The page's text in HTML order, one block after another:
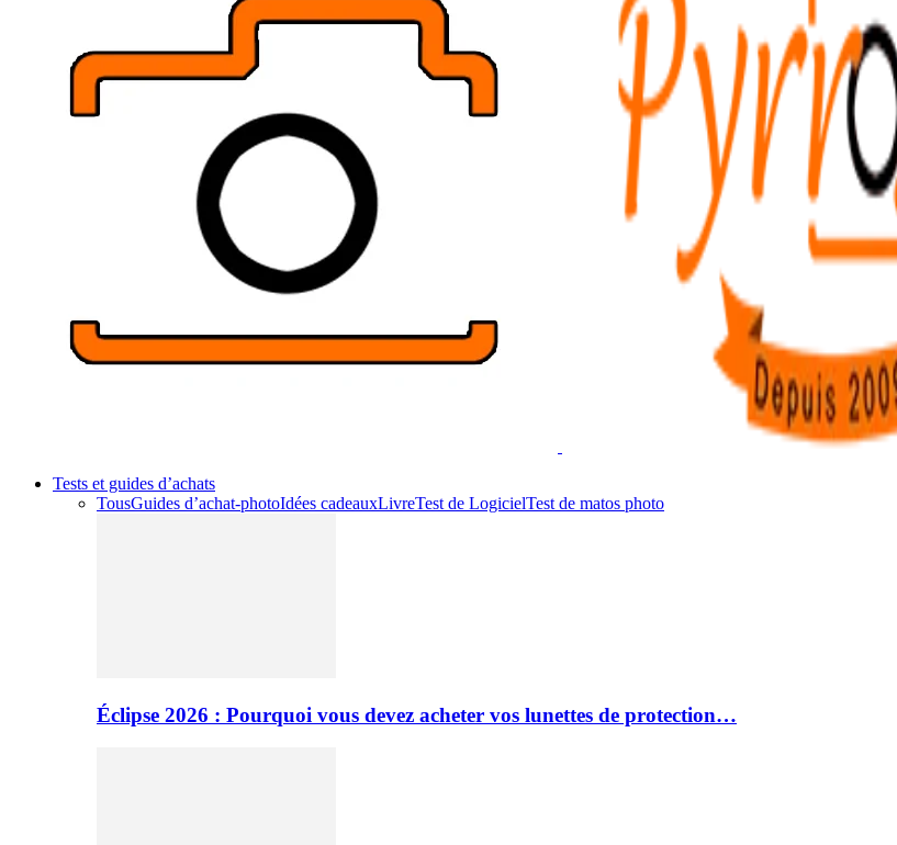
Tests et guides d’achats
TousGuides d’achat-photoIdées cadeauxLivreTest de LogicielTest de matos photo
Éclipse 2026 : Pourquoi vous devez acheter vos lunettes de protection…